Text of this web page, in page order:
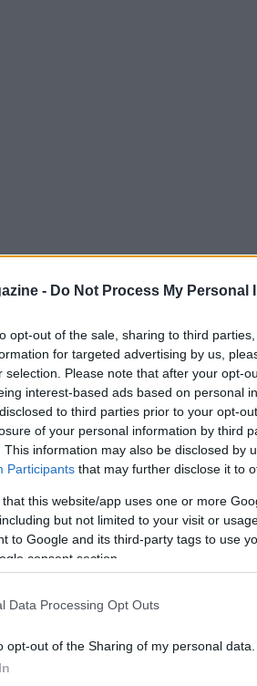
- Do Not Process My Personal
opt-out of the sale, sharing to third
for targeted advertising by us,
selection. Please note that after your opt-
interest-based ads based on personal
to third parties prior to your opt-
of your personal information by third
This information may also be disclosed by
Participants that may further disclose it to
that this website/app uses one or more
but not limited to your visit or
to Google and its third-party tags to use
consent section.
Data Processing Opt Outs
opt-out of the Sharing of my personal data.
nome al Barcellona e ad
che ha mantenuto negli
nella prossima
lui giocare la Europa League
a ‘Radiogaceta de los
è la mia casa, ho appena